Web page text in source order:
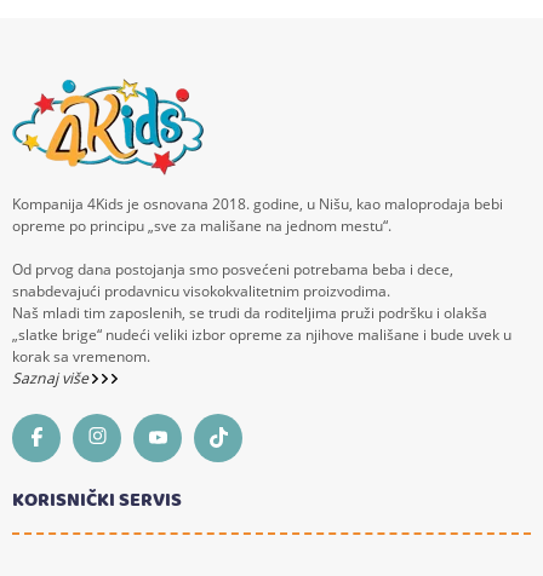
Kompanija 4Kids je osnovana 2018. godine, u Nišu, kao maloprodaja bebi
opreme po principu „sve za mališane na jednom mestu“.
Od prvog dana postojanja smo posvećeni potrebama beba i dece,
snabdevajući prodavnicu visokokvalitetnim proizvodima.
Naš mladi tim zaposlenih, se trudi da roditeljima pruži podršku i olakša
„slatke brige“ nudeći veliki izbor opreme za njihove mališane i bude uvek u
korak sa vremenom.
Saznaj više
KORISNIČKI SERVIS